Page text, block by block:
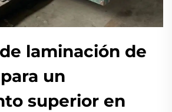
laminación de
un
superior en